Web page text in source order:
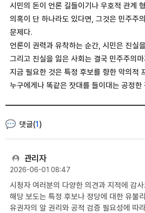
시민의 돈이 언론 길들이기나 우호적 관계
의혹이 단 하나라도 있다면, 그것은 민주주
문제다.
언론이 권력과 유착하는 순간, 시민은 진실
그리고 진실을 잃은 사회는 결국 민주주의
지금 필요한 것은 특정 후보를 향한 악의적
누구에게나 똑같은 잣대를 들이대는 공정한
댓글(1)
관리자
2026-06-01 08:47
시청자 여러분의 다양한 의견과 지적에 감
해당 보도는 특정 후보나 정당에 대한 유불
유권자의 알 권리와 공적 검증 필요성에 따